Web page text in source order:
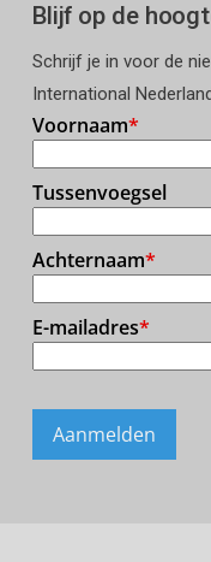
Blijf op de
Schrijf je in voor de
International